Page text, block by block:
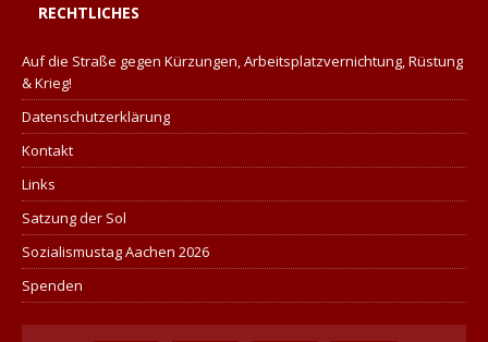
RECHTLICHES
Auf die Straße gegen Kürzungen, Arbeitsplatzvernichtung, Rüstung
& Krieg!
Datenschutzerklärung
Kontakt
Links
Satzung der Sol
Sozialismustag Aachen 2026
Spenden